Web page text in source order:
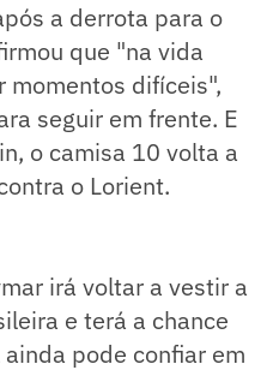
a derrota para o
que "na vida
momentos difíceis",
seguir em frente. E
o camisa 10 volta a
o Lorient.
irá voltar a vestir a
e terá a chance
pode confiar em